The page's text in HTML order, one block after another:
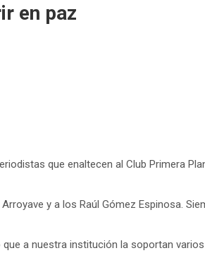
en paz
que enaltecen al Club Primera
y a los Raúl Gómez Espinosa.
a nuestra institución la soportan